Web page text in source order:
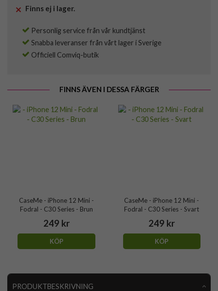
Finns ej i lager.
Personlig service från vår kundtjänst
Snabba leveranser från vårt lager i Sverige
Officiell Comviq-butik
FINNS ÄVEN I DESSA FÄRGER
CaseMe - iPhone 12 Mini -
Fodral - C30 Series - Brun
249 kr
KÖP
CaseMe - iPhone 12 Mini -
Fodral - C30 Series - Svart
249 kr
KÖP
PRODUKTBESKRIVNING